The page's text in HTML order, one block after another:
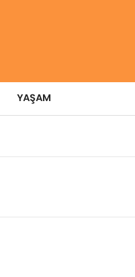
YAŞAM